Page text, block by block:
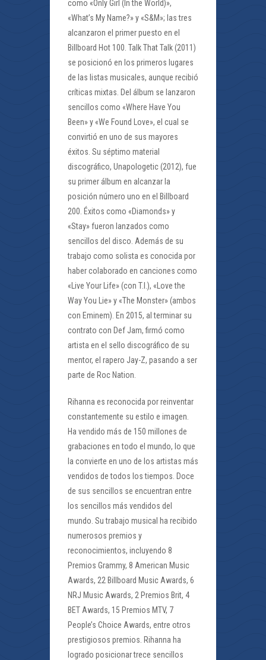
como «Only Girl (In the World)»,
«What’s My Name?» y «S&M»; las tres
alcanzaron el primer puesto en el
Billboard Hot 100. Talk That Talk (2011)
se posicionó en los primeros lugares
de las listas musicales, aunque recibió
críticas mixtas. Del álbum se lanzaron
sencillos como «Where Have You
Been» y «We Found Love», el cual se
convirtió en uno de sus mayores
éxitos. Su séptimo material
discográfico, Unapologetic (2012), fue
su primer álbum en alcanzar la
posición número uno en el Billboard
200. Éxitos como «Diamonds» y
«Stay» fueron lanzados como
sencillos del disco. Además de su
trabajo como solista es conocida por
haber colaborado en canciones como
«Live Your Life» (con T.I.), «Love the
Way You Lie» y «The Monster» (ambos
con Eminem). En 2015, al terminar su
contrato con Def Jam, firmó como
artista en el sello discográfico de su
mentor, el rapero Jay-Z, pasando a ser
parte de Roc Nation.
Rihanna es reconocida por reinventar
constantemente su estilo e imagen.
Ha vendido más de 150 millones de
grabaciones en todo el mundo, lo que
la convierte en uno de los artistas más
vendidos de todos los tiempos. Doce
de sus sencillos se encuentran entre
los sencillos más vendidos del
mundo. Su trabajo musical ha recibido
numerosos premios y
reconocimientos, incluyendo 8
Premios Grammy, 8 American Music
Awards, 22 Billboard Music Awards, 6
NRJ Music Awards, 2 Premios Brit, 4
BET Awards, 15 Premios MTV, 7
People’s Choice Awards, entre otros
prestigiosos premios. Rihanna ha
logrado posicionar trece sencillos